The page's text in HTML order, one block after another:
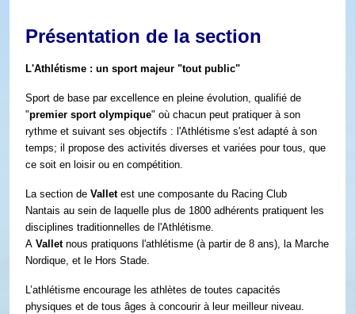
Présentation de la section
L'Athlétisme : un sport majeur "tout public"
Sport de base par excellence en pleine évolution, qualifié de
"premier sport olympique" où chacun peut pratiquer à son
rythme et suivant ses objectifs : l'Athlétisme s'est adapté à son
temps; il propose des activités diverses et variées pour tous, que
ce soit en loisir ou en compétition.
La section de Valletest une composante du Racing Club
Nantais au sein de laquelle plus de 1800 adhérents pratiquent les
disciplines traditionnelles de l'Athlétisme.
A Valletnous pratiquons l'athlétisme (à partir de 8 ans), la Marche
Nordique, et le Hors Stade.
L’athlétisme encourage les athlètes de toutes capacités
physiques et de tous âges à concourir à leur meilleur niveau.